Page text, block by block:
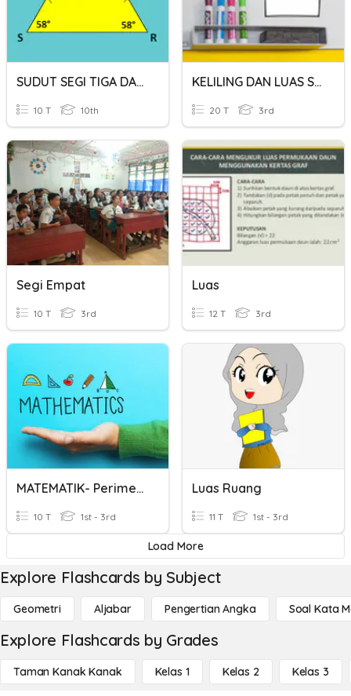
SUDUT SEGI TIGA DAN SEGI EMPAT
10 T 10th
KELILING DAN LUAS SEGI EMPAT
20 T 3rd
Segi Empat
10 T 3rd
Luas
12 T 3rd
MATEMATIK- Perimeter Dan Luas
10 T 1st - 3rd
Luas Ruang
11 T 1st - 3rd
Load More
Explore Flashcards by Subject
Geometri Aljabar Pengertian Angka Soal Kata
Explore Flashcards by Grades
Taman Kanak Kanak Kelas 1 Kelas 2 Kelas 3